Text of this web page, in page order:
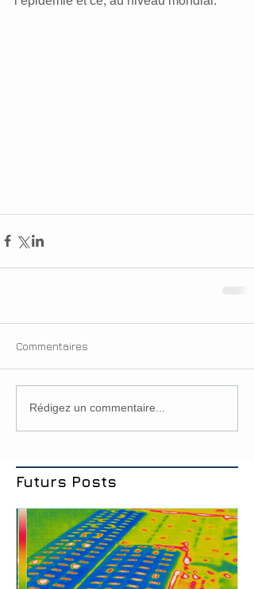
Commentaires
Rédigez un commentaire...
Futurs Posts